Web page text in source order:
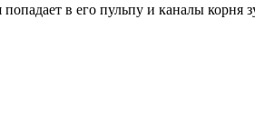
в его пульпу и каналы корня